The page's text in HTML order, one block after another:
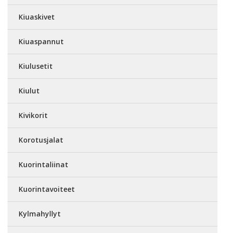
Kiuaskivet
Kiuaspannut
Kiulusetit
Kiulut
Kivikorit
Korotusjalat
Kuorintaliinat
Kuorintavoiteet
Kylmahyllyt